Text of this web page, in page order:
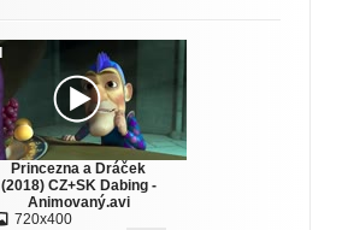
Princezna a Dráček
(2018) CZ+SK Dabing -
Animovaný.avi
720x400